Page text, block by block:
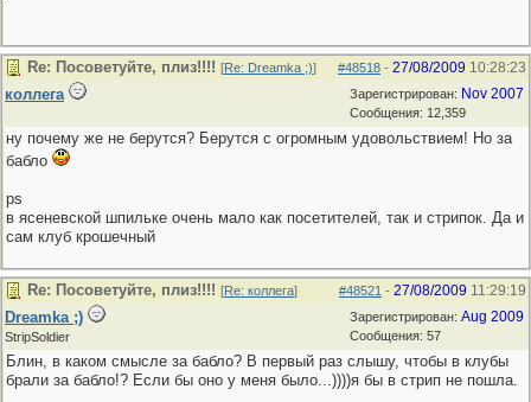
#48518 - 27/08/2009 10:28:23
Re: Посоветуйте, плиз!!!! [Re: Dreamka ;)]
Зарегистрирован: Nov 2007
Сообщения: 12,359
коллега
ну почему же не берутся? Берутся с огромным удовольствием! Но за
бабло
ps
в ясеневской шпильке очень мало как посетителей, так и стрипок. Да и
сам клуб крошечный
#48521 - 27/08/2009 11:29:19
Re: Посоветуйте, плиз!!!! [Re: коллега]
Зарегистрирован: Aug 2009
Сообщения: 57
Dreamka ;)
StripSoldier
Блин, в каком смысле за бабло? В первый раз слышу, чтобы в клубы
брали за бабло!? Если бы оно у меня было...))))я бы в стрип не пошла.